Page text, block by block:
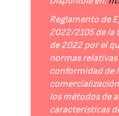
Reglamento de
2022/2105 de la
de 2022 por el
normas
conformidad de
los métodos de
características